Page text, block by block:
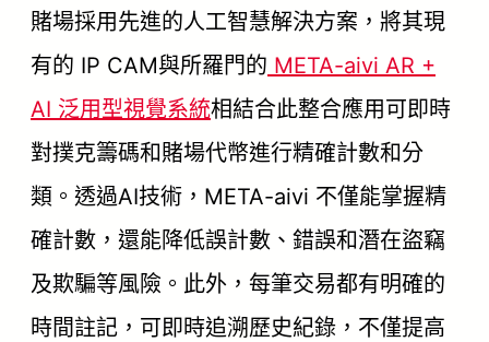
賭場採用先進的人工智慧解決方案，將其現
有的 IP CAM與所羅門的 META-aivi AR +
AI 泛用型視覺系統相結合此整合應用可即時
對撲克籌碼和賭場代幣進行精確計數和分
類。透過AI技術，META-aivi 不僅能掌握精
確計數，還能降低誤計數、錯誤和潛在盜竊
及欺騙等風險。此外，每筆交易都有明確的
時間註記，可即時追溯歷史紀錄，不僅提高